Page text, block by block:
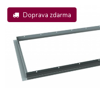
Doprava zdarma